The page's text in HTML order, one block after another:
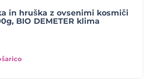
in hruška z ovsenimi kosmiči
BIO DEMETER klima